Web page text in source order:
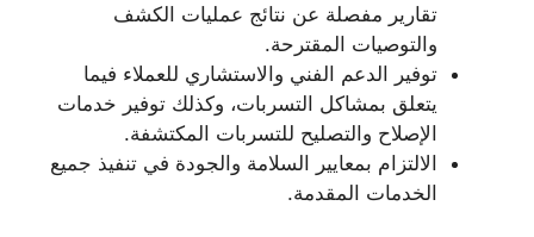
تقارير مفصلة عن نتائج عمليات الكشف
والتوصيات المقترحة.
توفير الدعم الفني والاستشاري للعملاء فيما
يتعلق بمشاكل التسربات، وكذلك توفير خدمات
الإصلاح والتصليح للتسربات المكتشفة.
الالتزام بمعايير السلامة والجودة في تنفيذ جميع
الخدمات المقدمة.